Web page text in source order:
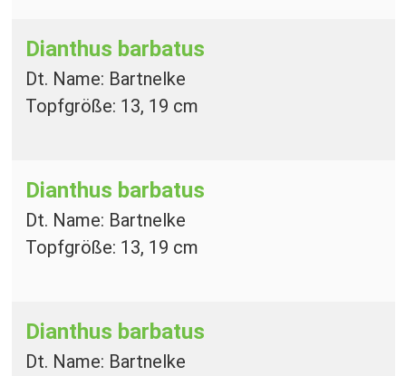
Dianthus barbatus
Dt. Name: Bartnelke
Topfgröße: 13, 19 cm
Dianthus barbatus
Dt. Name: Bartnelke
Topfgröße: 13, 19 cm
Dianthus barbatus
Dt. Name: Bartnelke